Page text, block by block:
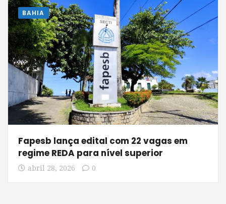
BAHIA
Fapesb lança edital com 22 vagas em
regime REDA para nível superior
abril 28, 2026 0